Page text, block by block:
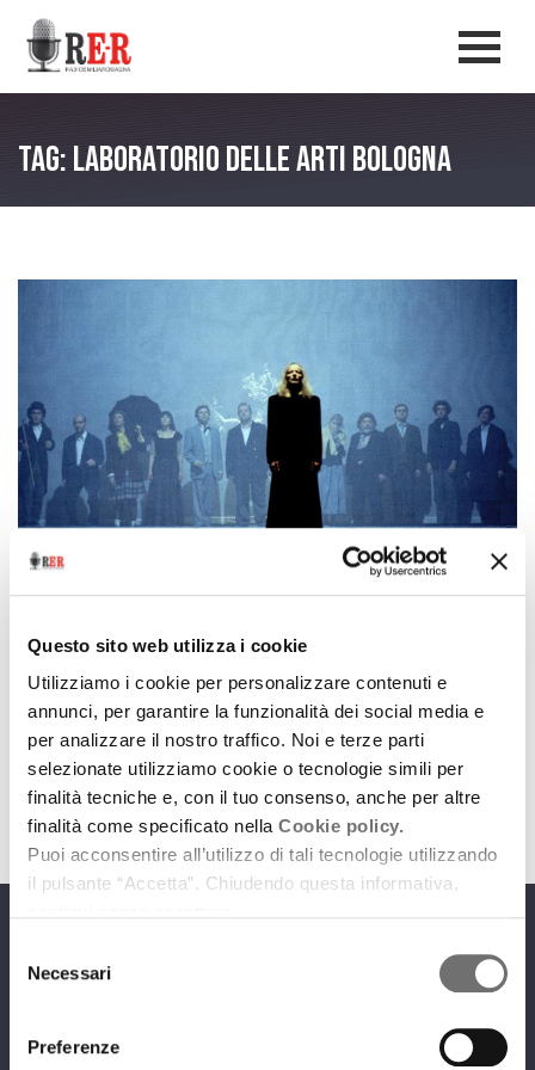
Questo sito web utilizza i cookie
Utilizziamo i cookie per personalizzare contenuti e
annunci, per garantire la funzionalità dei social media e
per analizzare il nostro traffico. Noi e terze parti
selezionate utilizziamo cookie o tecnologie simili per
finalità tecniche e, con il tuo consenso, anche per altre
finalità come specificato nella Cookie policy.
Puoi acconsentire all’utilizzo di tali tecnologie utilizzando
il pulsante “Accetta”. Chiudendo questa informativa,
delNecessari
Preferenze
Salta al contenuto principale
Tag: Laboratorio delle Arti Bologna
La memoria di Leo
10 giugno 2017
Il Fondo-Archivio De Berardinis racconta l'artista
Ascolta downloadPodcast